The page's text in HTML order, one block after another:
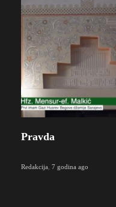
Pravda
Redakcija 7 godina ago